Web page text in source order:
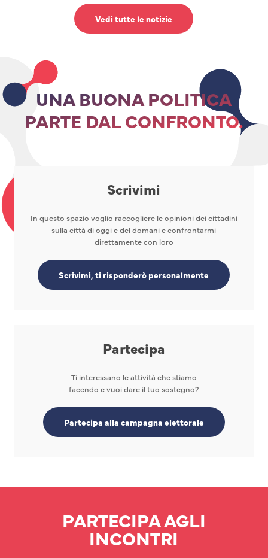
Vedi tutte le notizie
UNA BUONA POLITICA
PARTE DAL CONFRONTO.
Scrivimi
In questo spazio voglio raccogliere le opinioni dei cittadini
sulla città di oggi e del domani e confrontarmi
direttamente con loro
Scrivimi, ti risponderò personalmente
Partecipa
Ti interessano le attività che stiamo
facendo e vuoi dare il tuo sostegno?
Partecipa alla campagna elettorale
PARTECIPA AGLI
INCONTRI